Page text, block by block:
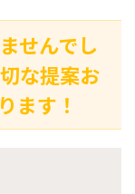
せんでし
な提案お
ます！